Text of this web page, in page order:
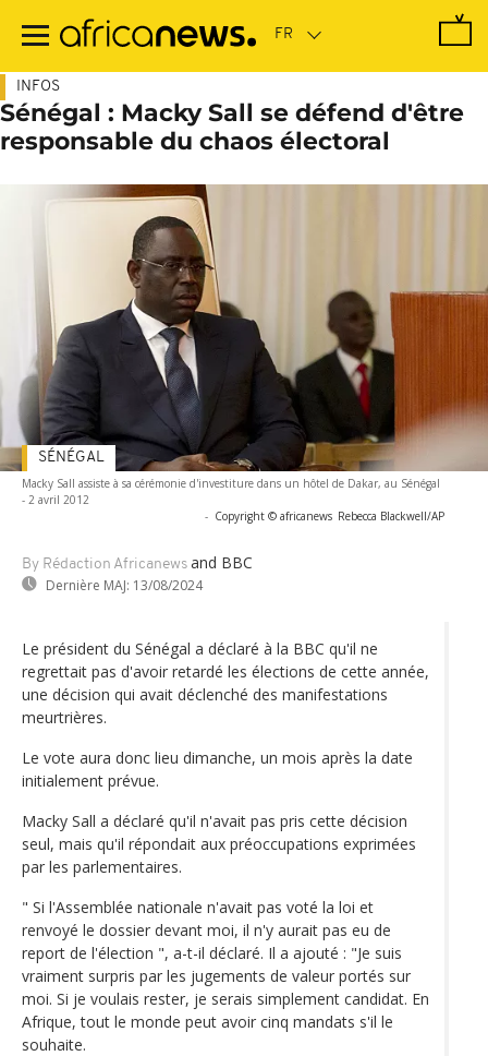
contenu
INFOS
Sénégal : Macky Sall se défend d'être
responsable du chaos électoral
Macky Sall assiste à sa cérémonie d'investiture dans un hôtel de Dakar, au Sénégal
- 2 avril 2012
- Copyright © africanews Rebecca Blackwell/AP
By Rédaction Africanews and BBC
Dernière MAJ: 13/08/2024
SÉNÉGAL
Le président du Sénégal a déclaré à la BBC qu'il ne
regrettait pas d'avoir retardé les élections de cette année,
une décision qui avait déclenché des manifestations
meurtrières.
Le vote aura donc lieu dimanche, un mois après la date
initialement prévue.
Macky Sall a déclaré qu'il n'avait pas pris cette décision
seul, mais qu'il répondait aux préoccupations exprimées
par les parlementaires.
" Si l'Assemblée nationale n'avait pas voté la loi et
renvoyé le dossier devant moi, il n'y aurait pas eu de
report de l'élection ", a-t-il déclaré. Il a ajouté : "Je suis
vraiment surpris par les jugements de valeur portés sur
moi. Si je voulais rester, je serais simplement candidat. En
Afrique, tout le monde peut avoir cinq mandats s'il le
souhaite.